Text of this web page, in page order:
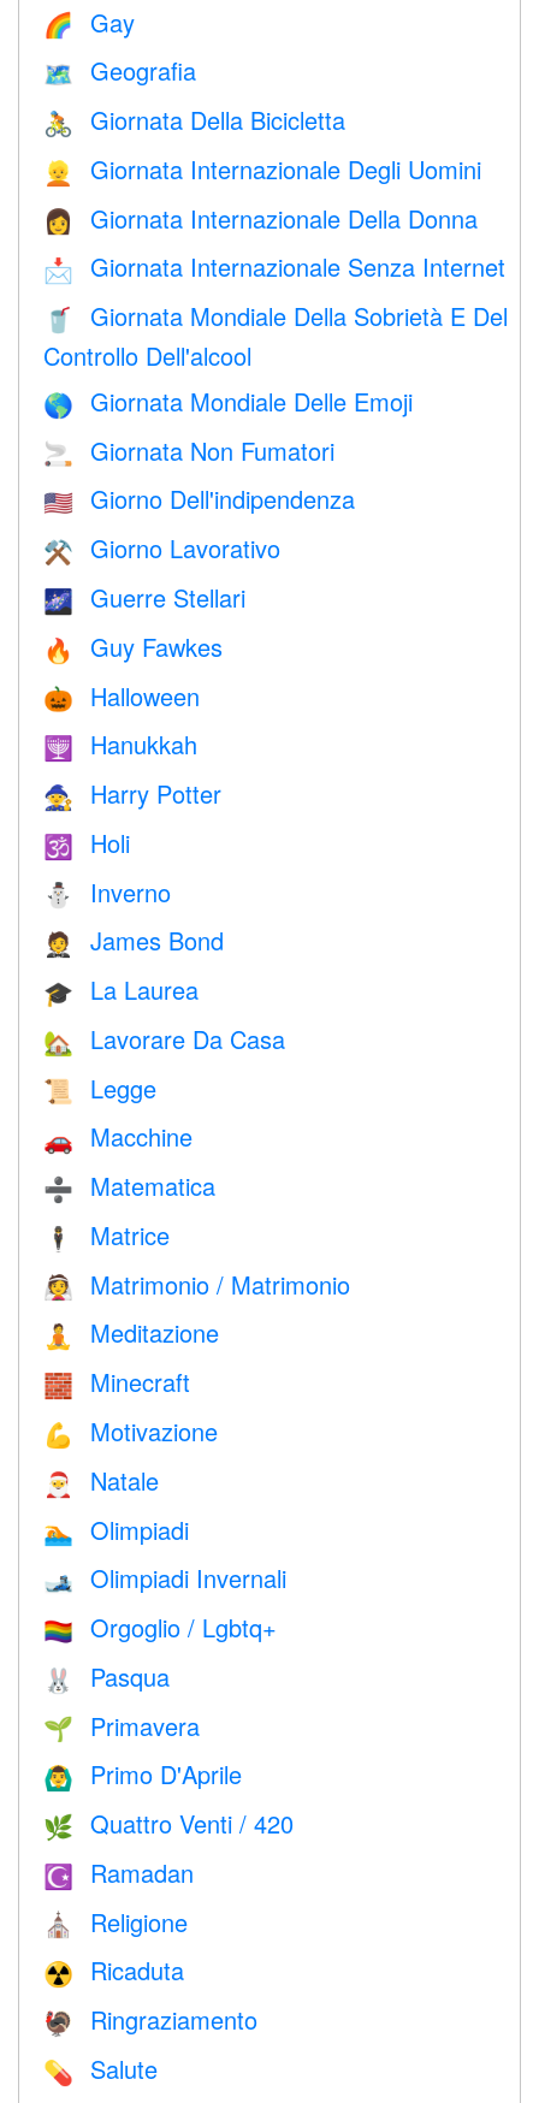
🌈 Gay
🗺 Geografia
🚴 Giornata Della Bicicletta
👱 Giornata Internazionale Degli Uomini
👩 Giornata Internazionale Della Donna
📩 Giornata Internazionale Senza Internet
🥤
Giornata Mondiale Della Sobrietà E Del
Controllo Dell'alcool
🌎 Giornata Mondiale Delle Emoji
🚬 Giornata Non Fumatori
🇺🇸 Giorno Dell'indipendenza
⚒️ Giorno Lavorativo
🌌 Guerre Stellari
🔥 Guy Fawkes
🎃 Halloween
🕎 Hanukkah
🧙 Harry Potter
🕉 Holi
⛄ Inverno
🤵 James Bond
🎓 La Laurea
🏡 Lavorare Da Casa
📜 Legge
🚗 Macchine
➗ Matematica
🕴️ Matrice
👰 Matrimonio / Matrimonio
🧘 Meditazione
🧱 Minecraft
💪 Motivazione
🎅 Natale
🏊 Olimpiadi
🎿 Olimpiadi Invernali
🏳️‍🌈 Orgoglio / Lgbtq+
🐰 Pasqua
🌱 Primavera
🙆‍♂️ Primo D'Aprile
🌿 Quattro Venti / 420
☪️ Ramadan
⛪️ Religione
☢️ Ricaduta
🦃 Ringraziamento
💊 Salute